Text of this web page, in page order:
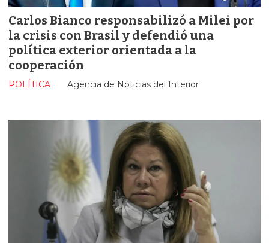
Carlos Bianco responsabilizó a Milei por
la crisis con Brasil y defendió una
política exterior orientada a la
cooperación
Agencia de Noticias del Interior
POLÍTICA